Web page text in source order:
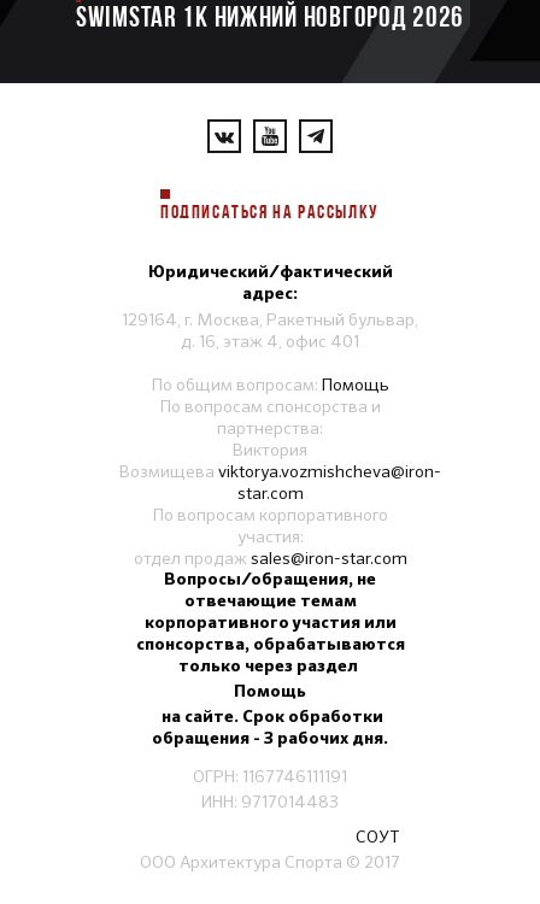
SWIMSTAR 1K НИЖНИЙ НОВГОРОД 2026
ПОДПИСАТЬСЯ НА РАССЫЛКУ
Юридический/фактический
адрес:
129164, г. Москва, Ракетный бульвар,
д. 16, этаж 4, офис 401
По общим вопросам: Помощь
По вопросам спонсорства и
партнерства:
Виктория
Возмищева viktorya.vozmishcheva@iron-
star.com
По вопросам корпоративного
участия:
отдел продаж sales@iron-star.com
Вопросы/обращения, не
отвечающие темам
корпоративного участия или
спонсорства, обрабатываются
только через раздел
Помощь
на сайте. Срок обработки
обращения - 3 рабочих дня.
ОГРН: 1167746111191
ИНН: 9717014483
СОУТ
ООО Архитектура Спорта © 2017